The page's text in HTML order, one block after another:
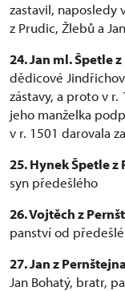
zastavil, naposledy
z Prudic, Žlebů a
24. Jan ml. Špetle
dědicové
zástavy, a proto v
jeho manželka
v r. 1501 darovala
25. Hynek Špetle z
syn předešlého
26. Vojtěch z
panství od
27. Jan z
Jan Bohatý, bratr,